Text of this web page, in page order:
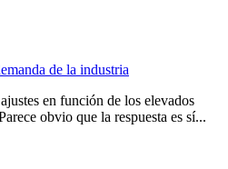
de la industria
en función de los elevados
obvio que la respuesta es sí...